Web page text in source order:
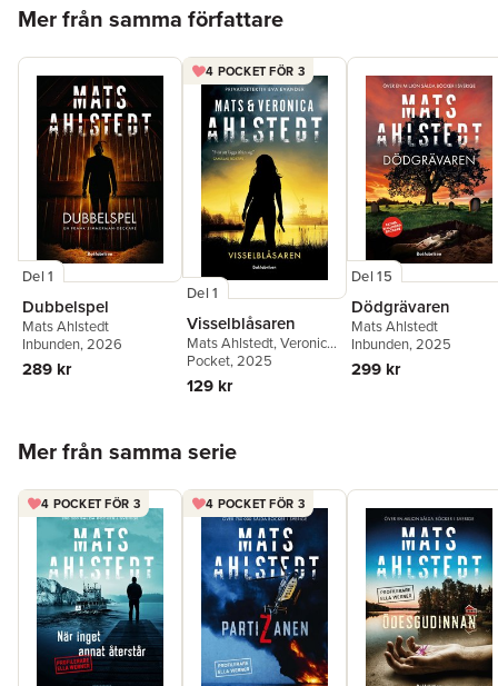
Crimegarden
Mer från samma författare
Del 1
Dubbelspel
Mats Ahlstedt
Inbunden, 2026
289 kr
4 POCKET FÖR 3
Del 1
Visselblåsaren
Mats Ahlstedt,Veronica
Ahlstedt McCleave
Pocket, 2025
129 kr
Del 15
Dödgrävaren
Mats Ahlstedt
Inbunden, 2025
299 kr
Mer från samma serie
4 POCKET FÖR 3 4 POCKET FÖR 3